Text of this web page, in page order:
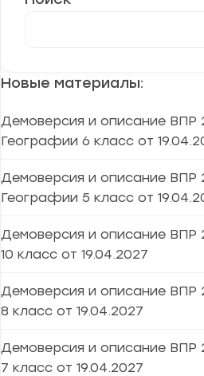
Новые материалы:
Демоверсия и описание ВПР
Географии 6 класс от
Демоверсия и описание ВПР
Географии 5 класс от
Демоверсия и описание ВПР
10 класс от 19.04.2027
Демоверсия и описание ВПР
8 класс от 19.04.2027
Демоверсия и описание ВПР
7 класс от 19.04.2027